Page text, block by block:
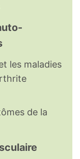
les maladies
de la